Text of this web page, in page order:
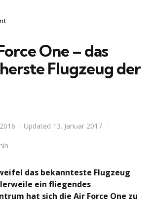
One – das
Flugzeug der
Updated 13. Januar 2017
das bekannteste Flugzeug
ein fliegendes
hat sich die Air Force One zu